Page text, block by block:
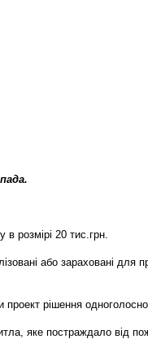
в розмірі 20 тис.грн.
або зараховані
рішення одноголосно.
яке постраждало від